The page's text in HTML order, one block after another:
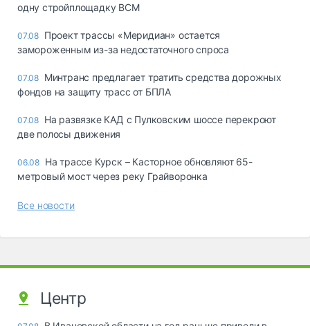
одну стройплощадку ВСМ
07.08 Проект трассы «Меридиан» остается
замороженным из-за недостаточного спроса
07.08 Минтранс предлагает тратить средства дорожных
фондов на защиту трасс от БПЛА
07.08 На развязке КАД с Пулковским шоссе перекроют
две полосы движения
06.08 На трассе Курск – Касторное обновляют 65-
метровый мост через реку Грайворонка
Все новости
Центр